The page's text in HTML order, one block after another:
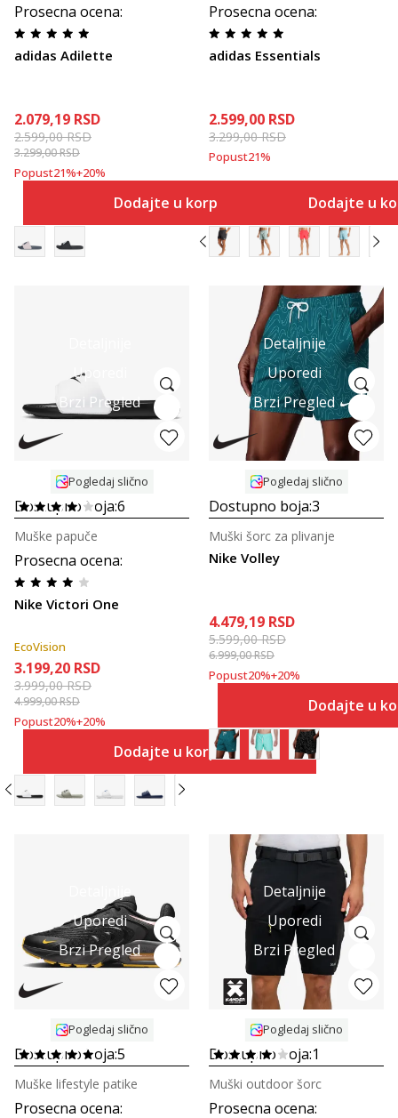
Prosecna ocena:
adidas Adilette
2.079,19 RSD
2.599,00RSD
3.299,00RSD
Popust21%+20%
Dodajte u korpu
Prosecna ocena:
adidas Essentials
2.599,00 RSD
3.299,00RSD
Popust21%
Dodajte u
Uporedi
Brzi Pregled
Pogledaj slično
Dostupno boja:6
Prosecna ocena:
Nike Victori One
Muške papuče
EcoVision
3.199,20 RSD
3.999,00RSD
4.999,00RSD
Popust20%+20%
Dodajte u korpu
Detaljnije
Uporedi
Brzi Pregled
Pogledaj slično
Dostupno boja:3
Nike Volley
Muški šorc za plivanje
4.479,19 RSD
5.599,00RSD
6.999,00RSD
Popust20%+20%
Dodajte u
Detaljnije
Uporedi
Brzi Pregled
Pogledaj slično
Dostupno boja:5
Prosecna ocena:
Muške lifestyle patike
Detaljnije
Uporedi
Brzi Pregled
Pogledaj slično
Dostupno boja:1
Prosecna ocena:
Muški outdoor šorc